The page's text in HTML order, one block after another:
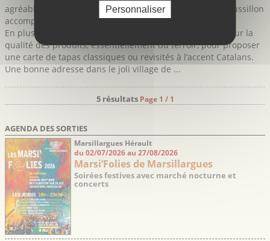
agréable en dégustant une belle sélection de vins du Roussillon
accompagnés de délicieux Tapas fait maison.
En plus d’un accueil chaleureux, Casa Gala met l’accent sur la
qualité des produits, essentiellement du terroir, pour proposer
une carte de tapas classiques ou revisités à l’accent Catalans.
Une bonne adresse dans le joli village de ...
5 résultats Page 1 / 1
AGENDA DES SORTIES
Marsillargues Hérault
du 02/07/2026 au 27/08/2026
Marsi’Folies de Marsillargues
Soirées festives avec marché nocturne et
concerts
Personnaliser